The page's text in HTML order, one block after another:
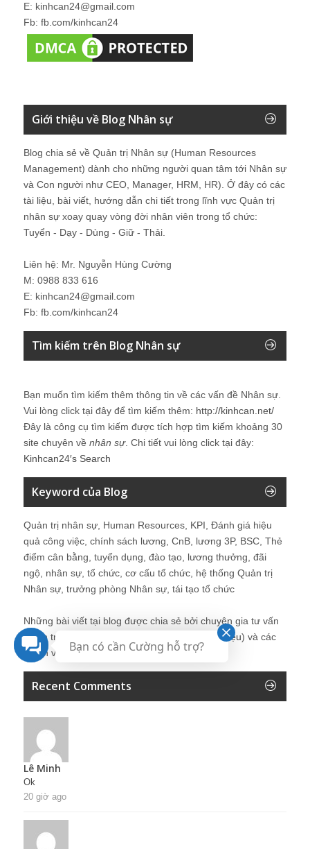
E: kinhcan24@gmail.com
Fb: fb.com/kinhcan24
Giới thiệu về Blog Nhân sự
Blog chia sẻ về Quản trị Nhân sự (Human Resources
Management) dành cho những người quan tâm tới Nhân sự
và Con người như CEO, Manager, HRM, HR). Ở đây có các
tài liệu, bài viết, hướng dẫn chi tiết trong lĩnh vực Quản trị
nhân sự xoay quay vòng đời nhân viên trong tổ chức:
Tuyển - Dạy - Dùng - Giữ - Thải.
Liên hệ: Mr. Nguyễn Hùng Cường
M: 0988 833 616
E: kinhcan24@gmail.com
Fb: fb.com/kinhcan24
Tìm kiếm trên Blog Nhân sự
Bạn muốn tìm kiếm thêm thông tin về các vấn đề Nhân sự
Vui lòng click tại đây để tìm kiếm thêm: http://kinhcan.net/
Đây là công cụ tìm kiếm được tích hợp tìm kiếm khoảng 30
site chuyên về nhân sự. Chi tiết vui lòng click tại đây:
Kinhcan24′s Search
Keyword của Blog
Quản trị nhân sự, Human Resources, KPI, Đánh giá hiệu
quả công việc, chính sách lương, CnB, lương 3P, BSC, Thẻ
điểm cân bằng, tuyển dụng, đào tạo, lương thưởng, đãi
ngộ, nhân sự, tổ chức, cơ cấu tổ chức, hệ thống Quản trị
Nhân sự, trưởng phòng Nhân sự, tái tạo tổ chức
Những bài viết tại blog được chia sẻ bởi chuyên gia tư vấn
Quản trị Nhân sự Nguyễn Hùng Cường (
giới thiệu) và các
thành viên khác trong cộng đồng Nhân sự.
Recent Comments
Lê Minh
Ok
20 giờ ago
Bạn có cần Cường hỗ trợ?